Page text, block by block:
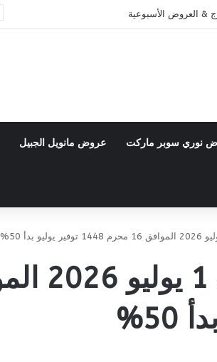
نوري سوبر ماركت عروض مانويل الجبيل